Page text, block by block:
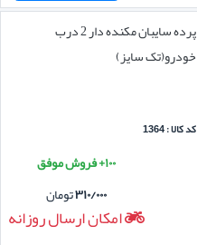
پرده سایبان مکنده دار 2 درب
خودرو(تک سایز)
کد کالا : 1364
۱۰۰+ فروش موفق
۳۱۰/۰۰۰تومان
امکان ارسال روزانه